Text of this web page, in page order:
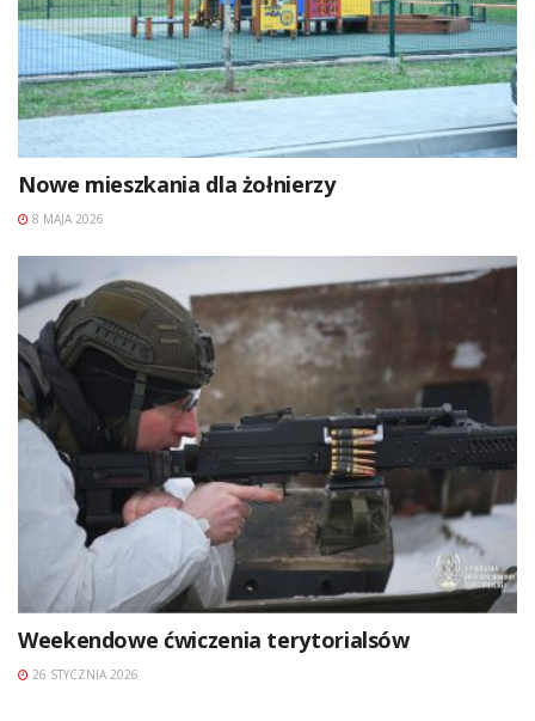
Nowe mieszkania dla żołnierzy
8 MAJA 2026
Weekendowe ćwiczenia terytorialsów
26 STYCZNIA 2026